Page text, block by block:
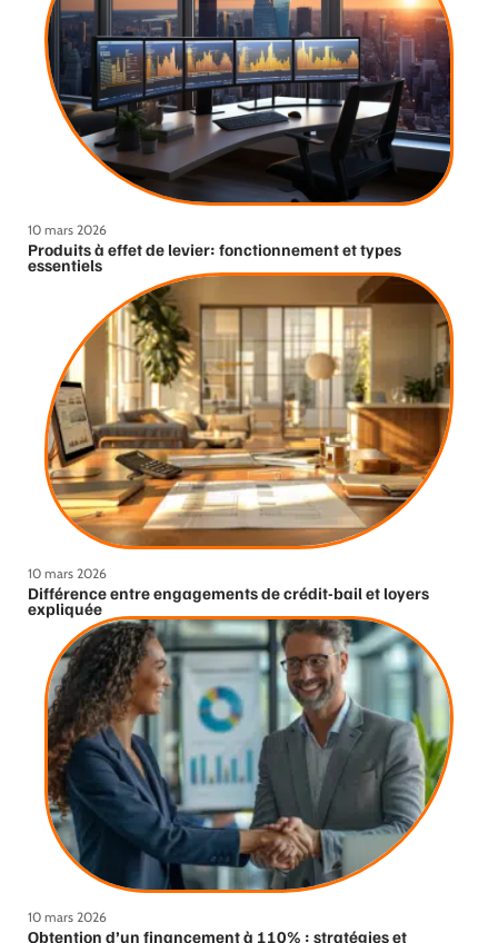
10 mars 2026
Produits à effet de levier: fonctionnement et types
essentiels
10 mars 2026
Différence entre engagements de crédit-bail et loyers
expliquée
10 mars 2026
Obtention d’un financement à 110% : stratégies et